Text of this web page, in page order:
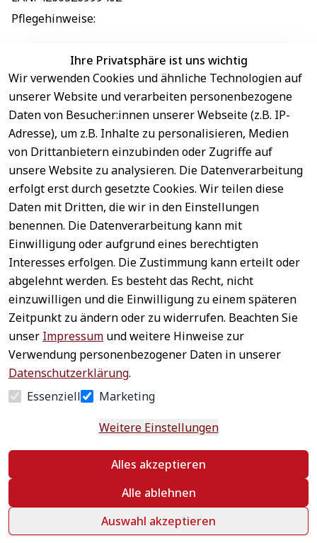
Pflegehinweise:
EU-Verantwortliche Person - klicken Sie für Details
Ihre Privatsphäre ist uns wichtig
Wir verwenden Cookies und ähnliche Technologien auf
unserer Website und verarbeiten personenbezogene
Daten von Besucher:innen unserer Webseite (z.B. IP-
Adresse), um z.B. Inhalte zu personalisieren, Medien
von Drittanbietern einzubinden oder Zugriffe auf
unsere Website zu analysieren. Die Datenverarbeitung
erfolgt erst durch gesetzte Cookies. Wir teilen diese
Daten mit Dritten, die wir in den Einstellungen
benennen. Die Datenverarbeitung kann mit
Einwilligung oder aufgrund eines berechtigten
Interesses erfolgen. Die Zustimmung kann erteilt oder
abgelehnt werden. Es besteht das Recht, nicht
einzuwilligen und die Einwilligung zu einem späteren
Zeitpunkt zu ändern oder zu widerrufen. Beachten Sie
unser Impressum und weitere Hinweise zur
Verwendung personenbezogener Daten in unserer
Datenschutzerklärung.
Essenziell
Marketing
Weitere Einstellungen
Alles akzeptieren
Alle ablehnen
Auswahl akzeptieren
Rechtliches
AGB
Impressum
Datenschutz
Widerrufsrecht
Widerrufsform
ular
Service
Kontakt
Registrieren
Zahlung &
Versand
Newsletter
abonnieren
Häufige
Fragen
Sichere
Zahlungsar
ten
Schneller
Versand
Vertrag
textildepot24 2026